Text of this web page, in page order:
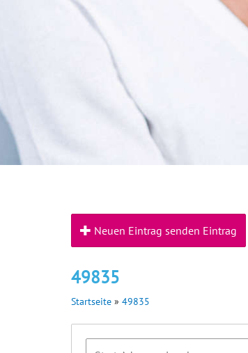
Neuen Eintrag senden Eintrag
49835
Startseite » 49835